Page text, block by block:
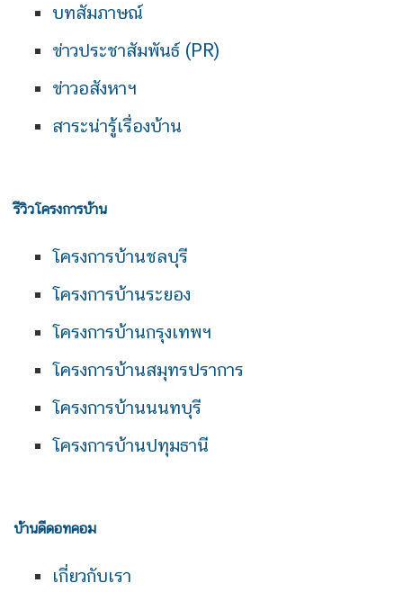
บทสัมภาษณ์
ข่าวประชาสัมพันธ์ (PR)
ข่าวอสังหาฯ
สาระน่ารู้เรื่องบ้าน
รีวิวโครงการบ้าน
โครงการบ้านชลบุรี
โครงการบ้านระยอง
โครงการบ้านกรุงเทพฯ
โครงการบ้านสมุทรปราการ
โครงการบ้านนนทบุรี
โครงการบ้านปทุมธานี
บ้านดีดอทคอม
เกี่ยวกับเรา